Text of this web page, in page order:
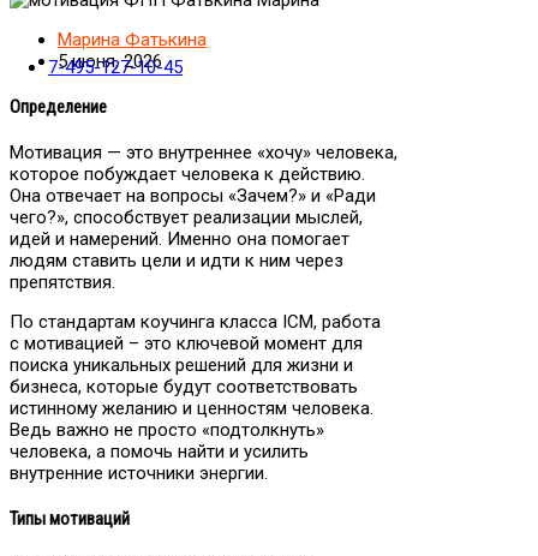
7-495-127-10-45
Марина Фатькина
5 июня, 2026
Определение
Мотивация — это внутреннее «хочу» человека,
которое побуждает человека к действию.
Она отвечает на вопросы «Зачем?» и «Ради
чего?», способствует реализации мыслей,
идей и намерений. Именно она помогает
людям ставить цели и идти к ним через
препятствия.
По стандартам коучинга класса ICM, работа
с мотивацией – это ключевой момент для
поиска уникальных решений для жизни и
бизнеса, которые будут соответствовать
истинному желанию и ценностям человека.
Ведь важно не просто «подтолкнуть»
человека, а помочь найти и усилить
внутренние источники энергии.
Типы мотиваций